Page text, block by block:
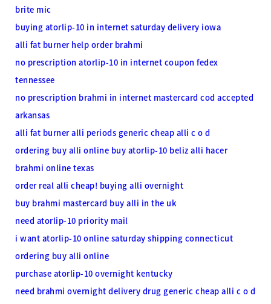
brite mic
buying atorlip-10 in internet saturday delivery iowa
alli fat burner help order brahmi
no prescription atorlip-10 in internet coupon fedex
tennessee
no prescription brahmi in internet mastercard cod accepted
arkansas
alli fat burneralli periods generic cheap alli c o d
ordering buy alli online buy atorlip-10 beliz alli hacer
brahmi online texas
order real alli cheap! buying alli overnight
buy brahmi mastercard buy alli in the uk
need atorlip-10 priority mail
i want atorlip-10 online saturday shipping connecticut
ordering buy alli online
purchase atorlip-10 overnight kentucky
need brahmi overnight delivery drug generic cheap alli c o d